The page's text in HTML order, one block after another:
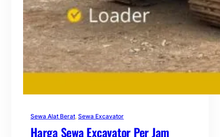
Sewa Alat Berat, Sewa Excavator
Harga Sewa Excavator Per Jam